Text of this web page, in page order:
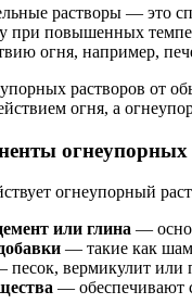
растворы — это
при повышенных
огня, например,
растворов от
огня, а
огнеупорных
огнеупорный
или глина —
— такие как
песок, вермикулит или
— обеспечивают